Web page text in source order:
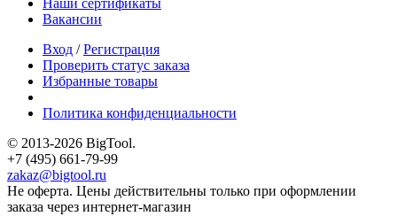
Наши сертификаты
Вакансии
Вход /Регистрация
Проверить статус заказа
Избранные товары
Политика конфиденциальности
© 2013-2026 BigTool.
+7 (495) 661-79-99
zakaz@bigtool.ru
Не оферта. Цены действительны только при оформлении
заказа через интернет-магазин